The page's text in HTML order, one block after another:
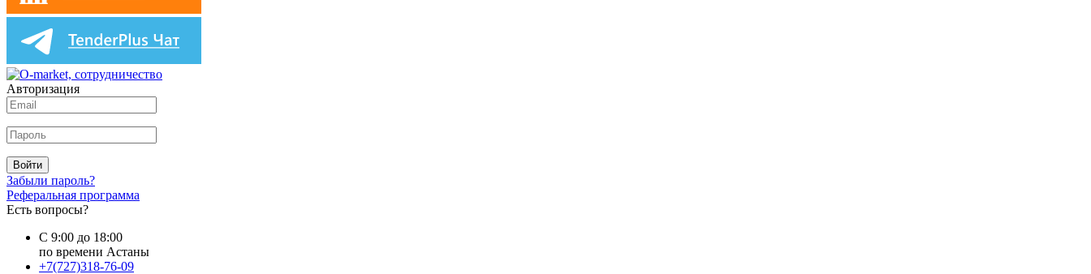
Авторизация
Войти
Забыли пароль?
Реферальная программа
Есть вопросы?
С 9:00 до 18:00
по времени Астаны
+7(727)318-76-09